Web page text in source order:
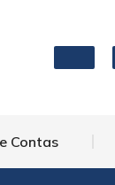
Contas